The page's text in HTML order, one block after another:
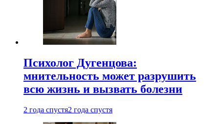
Психолог Дугенцова:
мнительность может разрушить
всю жизнь и вызвать болезни
2 года спустя2 года спустя